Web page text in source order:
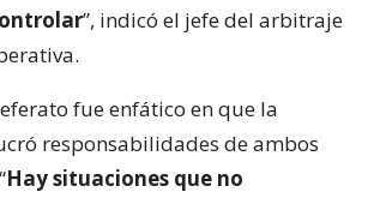
”, indicó el jefe del arbitraje
fue enfático en que la
responsabilidades de ambos
Hay situaciones que no